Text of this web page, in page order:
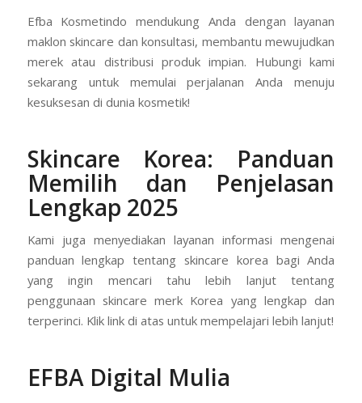
Efba Kosmetindo mendukung Anda dengan layanan
maklon skincare dan konsultasi, membantu mewujudkan
merek atau distribusi produk impian. Hubungi kami
sekarang untuk memulai perjalanan Anda menuju
kesuksesan di dunia kosmetik!
Skincare Korea: Panduan
Memilih dan Penjelasan
Lengkap 2025
Kami juga menyediakan layanan informasi mengenai
panduan lengkap tentang skincare korea bagi Anda
yang ingin mencari tahu lebih lanjut tentang
penggunaan skincare merk Korea yang lengkap dan
terperinci. Klik link di atas untuk mempelajari lebih lanjut!
EFBA Digital Mulia